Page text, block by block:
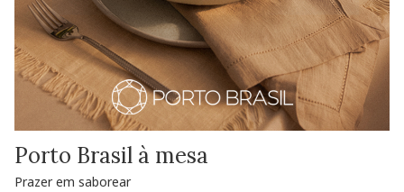
Porto Brasil à mesa
Prazer em saborear